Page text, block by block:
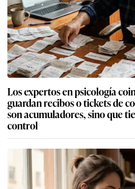
Los expertos en psicología
guardan recibos o tickets de
son acumuladores, sino que
control